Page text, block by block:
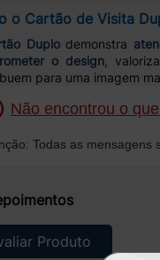
o Cartão de Visita
Duplodemonstra
o design,
para uma imagem
Não encontrou o
Todas as mensagens
Produto